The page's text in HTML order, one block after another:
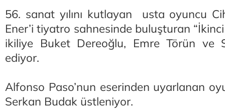
56. sanat yılını kutlayan usta oyuncu
Ener’i tiyatro sahnesinde buluşturan
ikiliye Buket Dereoğlu, Emre Törün ve
ediyor.
Alfonso Paso’nun eserinden uyarlanan
Serkan Budak üstleniyor.